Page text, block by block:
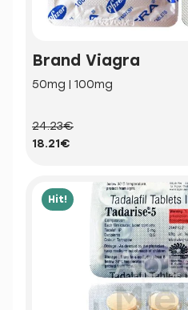
Brand Viagra
50mg | 100mg
24.23€
18.21€
Hit!